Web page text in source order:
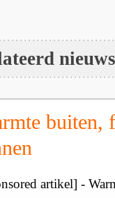
nieuws
buiten,
artikel] -